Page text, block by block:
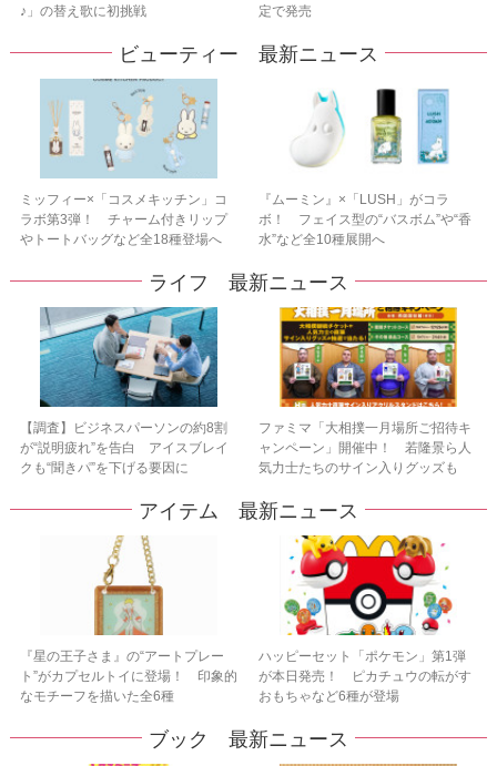
♪」の替え歌に初挑戦
定で発売
ビューティー 最新ニュース
ミッフィー×「コスメキッチン」コ
ラボ第3弾！ チャーム付きリップ
やトートバッグなど全18種登場へ
『ムーミン』×「LUSH」がコラ
ボ！ フェイス型の“バスボム”や“香
水”など全10種展開へ
ライフ 最新ニュース
【調査】ビジネスパーソンの約8割
が“説明疲れ”を告白 アイスブレイ
クも“聞きパ”を下げる要因に
ファミマ「大相撲一月場所ご招待キ
ャンペーン」開催中！ 若隆景ら人
気力士たちのサイン入りグッズも
アイテム 最新ニュース
『星の王子さま』の“アートプレー
ト”がカプセルトイに登場！ 印象的
なモチーフを描いた全6種
ハッピーセット「ポケモン」第1弾
が本日発売！ ピカチュウの転がす
おもちゃなど6種が登場
ブック 最新ニュース